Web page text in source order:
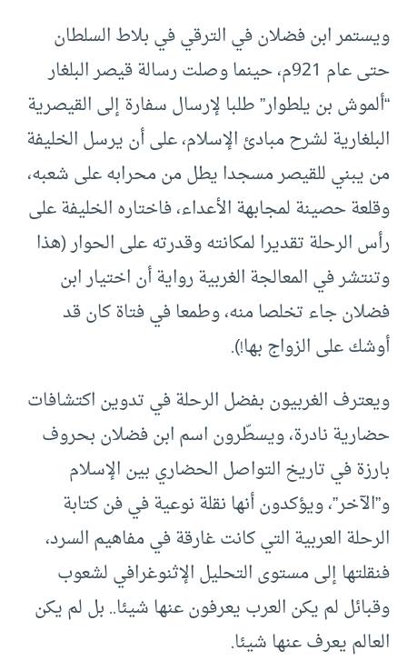
ويستمر ابن فضلان في الترقي في بلاط السلطان
حتى عام 921م، حينما وصلت رسالة قيصر البلغار
“ألموش بن يلطوار” طلبا لإرسال سفارة إلى القيصرية
البلغارية لشرح مبادئ الإسلام، على أن يرسل الخليفة
من يبني للقيصر مسجدا يطل من محرابه على شعبه،
وقلعة حصينة لمجابهة الأعداء، فاختاره الخليفة على
رأس الرحلة تقديرا لمكانته وقدرته على الحوار (هذا
وتنتشر في المعالجة الغربية رواية أن اختيار ابن
فضلان جاء تخلصا منه، وطمعا في فتاة كان قد
أوشك على الزواج بها!).
ويعترف الغربيون بفضل الرحلة في تدوين اكتشافات
حضارية نادرة، ويسطّرون اسم ابن فضلان بحروف
بارزة في تاريخ التواصل الحضاري بين الإسلام
و”الآخر”، ويؤكدون أنها نقلة نوعية في فن كتابة
الرحلة العربية التي كانت غارقة في مفاهيم السرد،
فنقلتها إلى مستوى التحليل الإثنوغرافي لشعوب
وقبائل لم يكن العرب يعرفون عنها شيئا.. بل لم يكن
العالم يعرف عنها شيئا.